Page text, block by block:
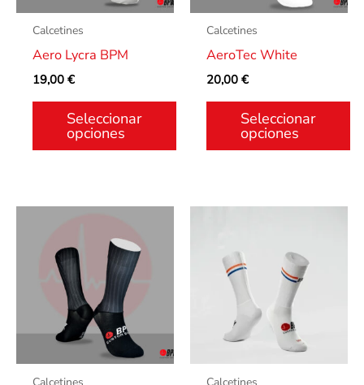
Calcetines
Aero Lycra BPM
19,00 €
Seleccionar
opciones
se
elegir
en
la
página
de
Calcetines
AeroTec White
20,00 €
Seleccionar
opciones
se
elegir
en
la
página
de
Calcetines
tiene
múltiples
variantes.
opciones
se
Calcetines
tiene
múltiples
variantes.
opciones
se